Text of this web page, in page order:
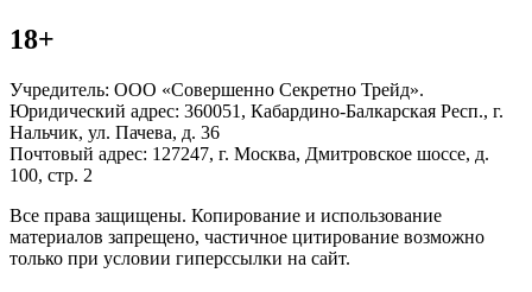
18+
Учредитель: ООО «Совершенно Секретно Трейд».
Юридический адрес: 360051, Кабардино-Балкарская Респ., г.
Нальчик, ул. Пачева, д. 36
Почтовый адрес: 127247, г. Москва, Дмитровское шоссе, д.
100, стр. 2
Все права защищены. Копирование и использование
материалов запрещено, частичное цитирование возможно
только при условии гиперссылки на сайт.